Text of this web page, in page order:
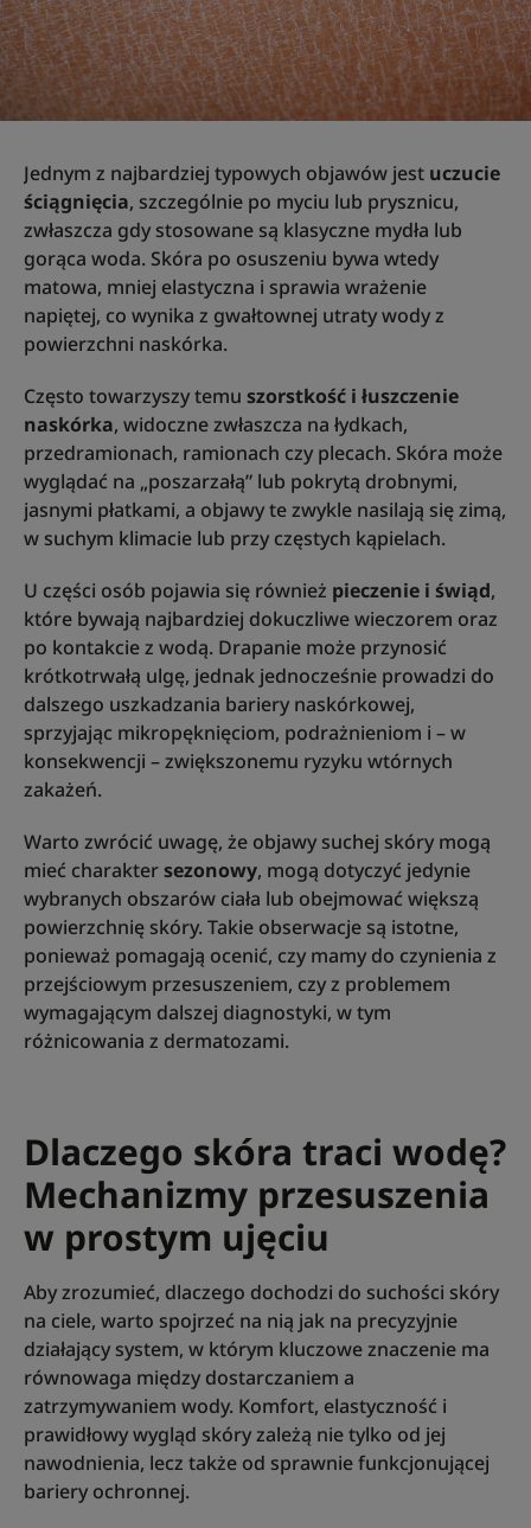
Jednym z najbardziej typowych objawów jest uczucie
ściągnięcia, szczególnie po myciu lub prysznicu,
zwłaszcza gdy stosowane są klasyczne mydła lub
gorąca woda. Skóra po osuszeniu bywa wtedy
matowa, mniej elastyczna i sprawia wrażenie
napiętej, co wynika z gwałtownej utraty wody z
powierzchni naskórka.
Często towarzyszy temu szorstkość i łuszczenie
naskórka, widoczne zwłaszcza na łydkach,
przedramionach, ramionach czy plecach. Skóra może
wyglądać na „poszarzałą” lub pokrytą drobnymi,
jasnymi płatkami, a objawy te zwykle nasilają się zimą,
w suchym klimacie lub przy częstych kąpielach.
U części osób pojawia się również pieczenie i świąd,
które bywają najbardziej dokuczliwe wieczorem oraz
po kontakcie z wodą. Drapanie może przynosić
krótkotrwałą ulgę, jednak jednocześnie prowadzi do
dalszego uszkadzania bariery naskórkowej,
sprzyjając mikropęknięciom, podrażnieniom i – w
konsekwencji – zwiększonemu ryzyku wtórnych
zakażeń.
Warto zwrócić uwagę, że objawy suchej skóry mogą
mieć charaktersezonowy, mogą dotyczyć jedynie
wybranych obszarów ciała lub obejmować większą
powierzchnię skóry. Takie obserwacje są istotne,
ponieważ pomagają ocenić, czy mamy do czynienia z
przejściowym przesuszeniem, czy z problemem
wymagającym dalszej diagnostyki, w tym
różnicowania z dermatozami.
Dlaczego skóra traci wodę?
Mechanizmy przesuszenia
w prostym ujęciu
Aby zrozumieć, dlaczego dochodzi do suchości skóry
na ciele, warto spojrzeć na nią jak na precyzyjnie
działający system, w którym kluczowe znaczenie ma
równowaga między dostarczaniem a
zatrzymywaniem wody. Komfort, elastyczność i
prawidłowy wygląd skóry zależą nie tylko od jej
nawodnienia, lecz także od sprawnie funkcjonującej
bariery ochronnej.